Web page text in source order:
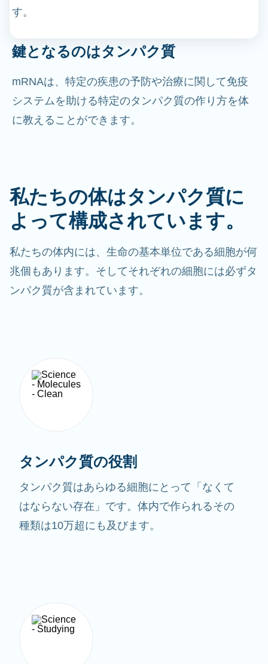
す。
鍵となるのはタンパク質
mRNAは、特定の疾患の予防や治療に関して免疫
システムを助ける特定のタンパク質の作り方を体
に教えることができます。
私たちの体はタンパク質に
よって構成されています。
私たちの体内には、生命の基本単位である細胞が何
兆個もあります。そしてそれぞれの細胞には必ずタ
ンパク質が含まれています。
タンパク質の役割
タンパク質はあらゆる細胞にとって「なくて
はならない存在」です。体内で作られるその
種類は10万超にも及びます。